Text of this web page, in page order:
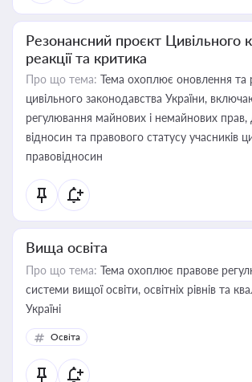
Резонансний проєкт Цивільного
реакції та критика
Про що тема: Тема охоплює оновлення та
цивільного законодавства України,
регулювання майнових і немайнових прав,
відносин та правового статусу учасників
правовідносин
Вища освіта
Про що тема: Тема охоплює правове
системи вищої освіти, освітніх рівнів та
Україні
Освіта